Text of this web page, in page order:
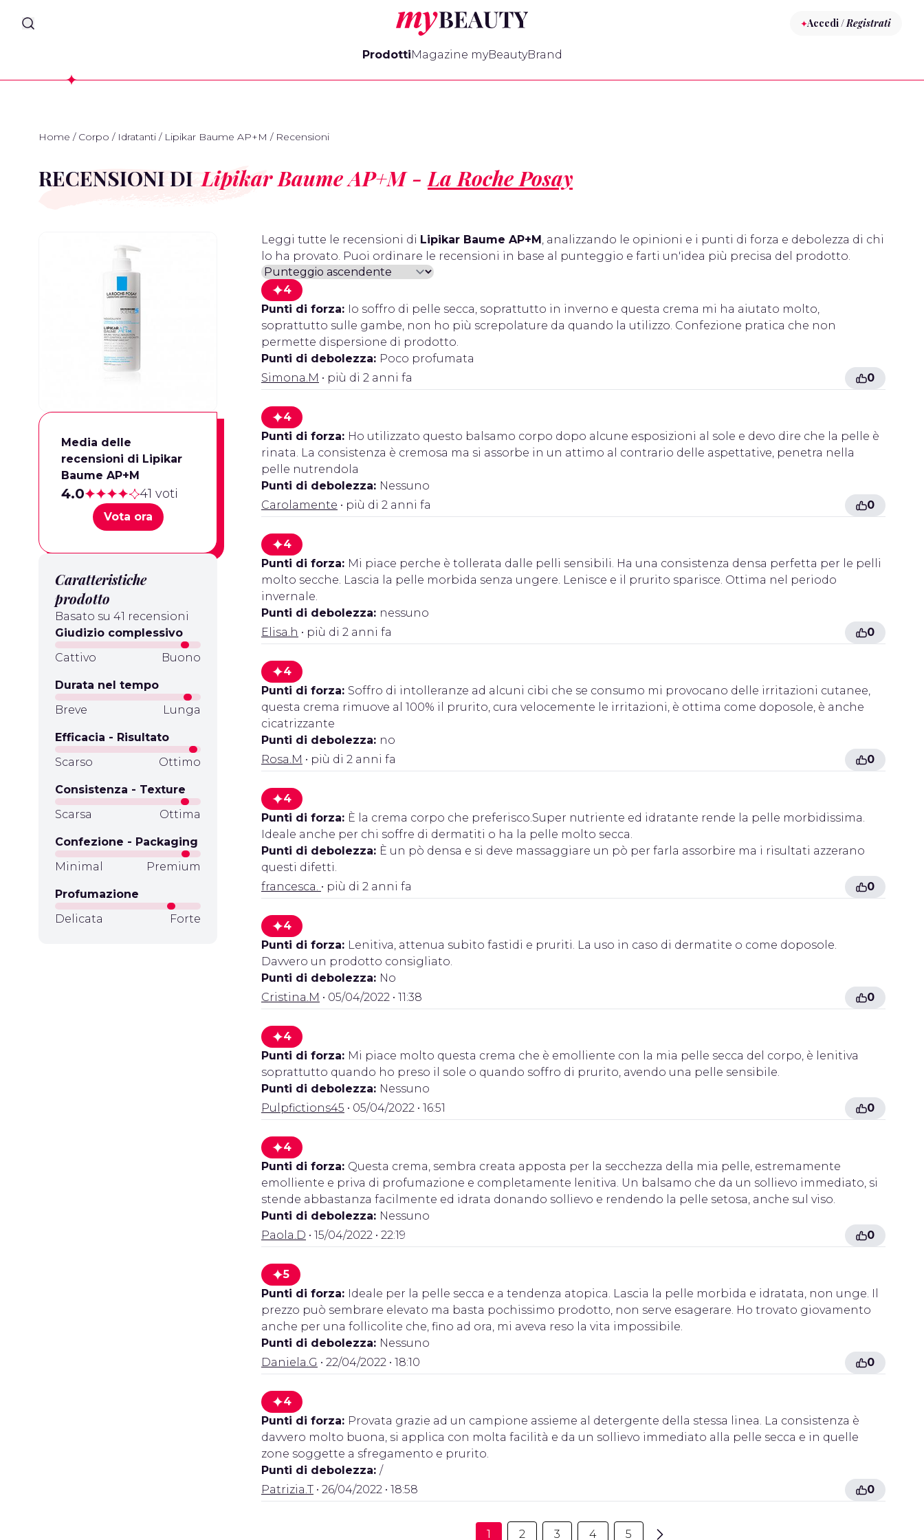
myBeauty Accedi /Registrati
ProdottiMagazine myBeautyBrand
Home / Corpo / Idratanti / Lipikar Baume AP+M / Recensioni
RECENSIONI DI Lipikar Baume AP+M -La Roche Posay
Media delle
recensioni di Lipikar
Baume AP+M
4.0 41 voti
Vota ora
Caratteristiche
prodotto
Basato su 41 recensioni
Giudizio complessivo
Cattivo
Buono
Durata nel tempo
Breve
Lunga
Efficacia - Risultato
Scarso
Ottimo
Consistenza - Texture
Scarsa
Ottima
Confezione - Packaging
Minimal
Premium
Profumazione
Delicata
Forte
Leggi tutte le recensioni di Lipikar Baume AP+M, analizzando le opinioni e i punti di forza e debolezza di chi
lo ha provato. Puoi ordinare le recensioni in base al punteggio e farti un'idea più precisa del prodotto.
4
Punti di forza: Io soffro di pelle secca, soprattutto in inverno e questa crema mi ha aiutato molto,
soprattutto sulle gambe, non ho più screpolature da quando la utilizzo. Confezione pratica che non
permette dispersione di prodotto.
Punti di debolezza: Poco profumata
Simona.M • più di 2 anni fa 0
4
Punti di forza: Ho utilizzato questo balsamo corpo dopo alcune esposizioni al sole e devo dire che la pelle è
rinata. La consistenza è cremosa ma si assorbe in un attimo al contrario delle aspettative, penetra nella
pelle nutrendola
Punti di debolezza: Nessuno
Carolamente • più di 2 anni fa 0
4
Punti di forza: Mi piace perche è tollerata dalle pelli sensibili. Ha una consistenza densa perfetta per le pelli
molto secche. Lascia la pelle morbida senza ungere. Lenisce e il prurito sparisce. Ottima nel periodo
invernale.
Punti di debolezza: nessuno
Elisa.h • più di 2 anni fa 0
4
Punti di forza: Soffro di intolleranze ad alcuni cibi che se consumo mi provocano delle irritazioni cutanee,
questa crema rimuove al 100% il prurito, cura velocemente le irritazioni, è ottima come doposole, è anche
cicatrizzante
Punti di debolezza: no
Rosa.M • più di 2 anni fa 0
4
Punti di forza: È la crema corpo che preferisco.Super nutriente ed idratante rende la pelle morbidissima.
Ideale anche per chi soffre di dermatiti o ha la pelle molto secca.
Punti di debolezza: È un pò densa e si deve massaggiare un pò per farla assorbire ma i risultati azzerano
questi difetti.
francesca. • più di 2 anni fa 0
4
Punti di forza: Lenitiva, attenua subito fastidi e pruriti. La uso in caso di dermatite o come doposole.
Davvero un prodotto consigliato.
Punti di debolezza: No
Cristina.M • 05/04/2022 • 11:38 0
4
Punti di forza: Mi piace molto questa crema che è emolliente con la mia pelle secca del corpo, è lenitiva
soprattutto quando ho preso il sole o quando soffro di prurito, avendo una pelle sensibile.
Punti di debolezza: Nessuno
Pulpfictions45 • 05/04/2022 • 16:51 0
4
Punti di forza: Questa crema, sembra creata apposta per la secchezza della mia pelle, estremamente
emolliente e priva di profumazione e completamente lenitiva. Un balsamo che da un sollievo immediato, si
stende abbastanza facilmente ed idrata donando sollievo e rendendo la pelle setosa, anche sul viso.
Punti di debolezza: Nessuno
Paola.D • 15/04/2022 • 22:19 0
5
Punti di forza: Ideale per la pelle secca e a tendenza atopica. Lascia la pelle morbida e idratata, non unge. Il
prezzo può sembrare elevato ma basta pochissimo prodotto, non serve esagerare. Ho trovato giovamento
anche per una follicolite che, fino ad ora, mi aveva reso la vita impossibile.
Punti di debolezza: Nessuno
Daniela.G • 22/04/2022 • 18:10 0
4
Punti di forza: Provata grazie ad un campione assieme al detergente della stessa linea. La consistenza è
davvero molto buona, si applica con molta facilità e da un sollievo immediato alla pelle secca e in quelle
zone soggette a sfregamento e prurito.
Punti di debolezza: /
Patrizia.T • 26/04/2022 • 18:58 0
1 2 3 4 5